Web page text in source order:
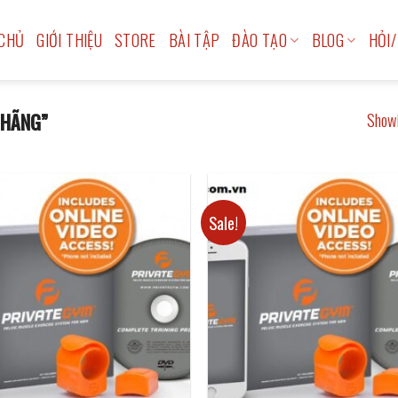
GIỚI THIỆU STORE BÀI TẬP ĐÀO TẠO BLOG
Sale!